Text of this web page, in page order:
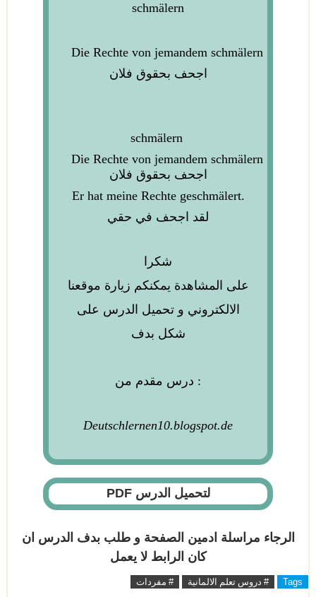
schmälern
Die Rechte von jemandem schmälern
اجحف بحقوق فلان
schmälern
Die Rechte von jemandem schmälern
اجحف بحقوق فلان
Er hat meine Rechte geschmälert.
لقد اجحف في حقي
شكرا
على المشاهدة يمكنكم زيارة موقعنا
الالكتروني و تحميل الدرس على
شكل بدف
درس مقدم من :
Deutschlernen10.blogspot.de
لتحميل الدرس PDF
الرجاء مراسلة ادمين الصفحة و طلب بدف الدرس ان
كان الرابط لا يعمل
Tags # دروس تعلم الالمانية # مفردات